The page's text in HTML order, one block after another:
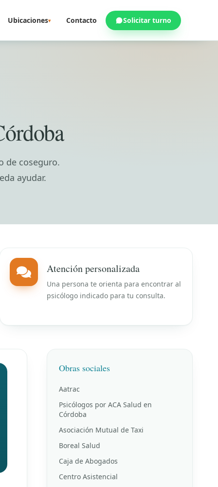
Ubicaciones▾ Contacto Solicitar turno
de coseguro.
ayudar.
Atención personalizada
Una persona te orienta para encontrar al
psicólogo indicado para tu consulta.
Obras sociales
Aatrac
Psicólogos por ACA Salud en
Córdoba
Asociación Mutual de Taxi
Boreal Salud
Caja de Abogados
Centro Asistencial